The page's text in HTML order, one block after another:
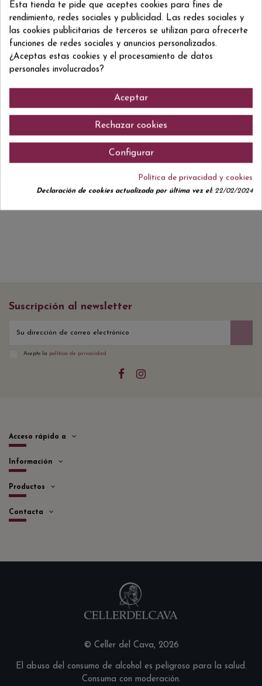
Detalles del producto
Reviews (0)
Edición especial que celebra la primera autorización real que fue
concedida a John Walker and Sons para proveer whisky a la Casa Real
britànica en 1934.
No hay reseñas de clientes en este momento.
Suscripción al newsletter
Acepto la política de privacidad
Acceso rápido a
Información
Productos
Contacta
© Celler del Cava, 2026
El abuso del consumo de alcohol es peligroso para la salud.
Consuma con moderación.
Esta tienda te pide que aceptes cookies para fines de
rendimiento, redes sociales y publicidad. Las redes sociales y
las cookies publicitarias de terceros se utilizan para ofrecerte
funciones de redes sociales y anuncios personalizados.
¿Aceptas estas cookies y el procesamiento de datos
personales involucrados?
Aceptar
Rechazar cookies
Configurar
Política de privacidad y cookies
Declaración de cookies actualizada por última vez el:22/02/2024